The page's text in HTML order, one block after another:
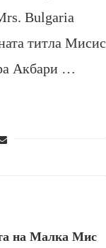
Bulgaria
титла Мисис
Акбари …
на Малка Мис